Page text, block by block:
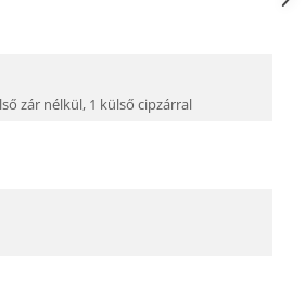
zár nélkül, 1 külső cipzárral